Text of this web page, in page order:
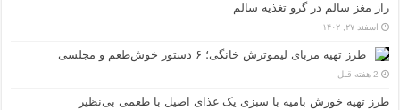
راز مغز سالم در گرو تغذیه سالم
اسفند ۲۷, ۱۴۰۲
طرز تهیه مربای لیموترش خانگی؛ ۶ دستور خوش‌طعم و مجلسی
2 هفته قبل
طرز تهیه خورش بامیه با سبزی یک غذای اصیل با طعمی بی‌نظیر